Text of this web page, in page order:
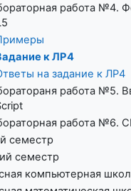
работа №4.
к ЛР4
на задание к ЛР4
работа №5.
работа №6.
семестр
семестр
компьютерная